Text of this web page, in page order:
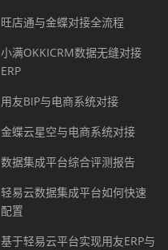
旺店通与金蝶对接全流程
小满OKKICRM数据无缝对接
ERP
用友BIP与电商系统对接
金蝶云星空与电商系统对接
数据集成平台综合评测报告
轻易云数据集成平台如何快速
配置
基于轻易云平台实现用友ERP与